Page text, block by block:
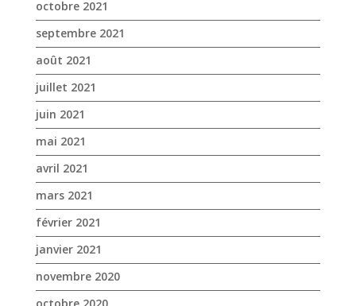
juin 2021
mai 2021
avril 2021
mars 2021
février 2021
janvier 2021
novembre 2020
octobre 2020
septembre 2020
août 2020
juillet 2020